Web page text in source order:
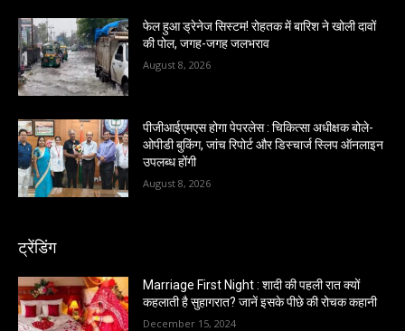
फेल हुआ ड्रेनेज सिस्टम! रोहतक में बारिश ने खोली दावों
की पोल, जगह-जगह जलभराव
August 8, 2026
पीजीआईएमएस होगा पेपरलेस : चिकित्सा अधीक्षक बोले-
ओपीडी बुकिंग, जांच रिपोर्ट और डिस्चार्ज स्लिप ऑनलाइन
उपलब्ध होंगी
August 8, 2026
ट्रेंडिंग
Marriage First Night : शादी की पहली रात क्यों
कहलाती है सुहागरात? जानें इसके पीछे की रोचक कहानी
December 15, 2024